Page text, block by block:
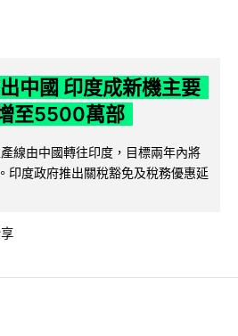
中國 印度成新機主要
至5500萬部
線由中國轉往印度，目標兩年內將
印度政府推出關稅豁免及稅務優惠延